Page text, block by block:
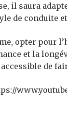
il saura
de conduite
opter pour
et la
de